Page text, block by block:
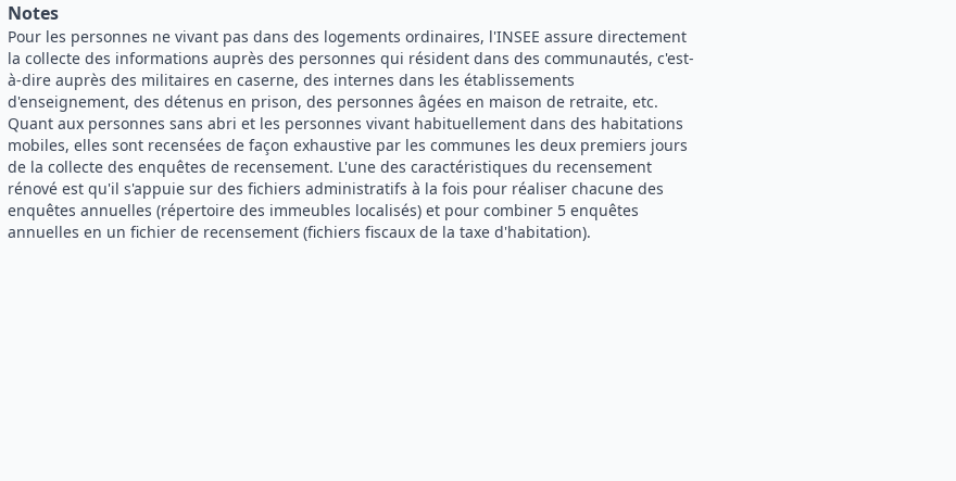
Notes
Pour les personnes ne vivant pas dans des logements ordinaires, l'INSEE assure directement
la collecte des informations auprès des personnes qui résident dans des communautés, c'est-
à-dire auprès des militaires en caserne, des internes dans les établissements
d'enseignement, des détenus en prison, des personnes âgées en maison de retraite, etc.
Quant aux personnes sans abri et les personnes vivant habituellement dans des habitations
mobiles, elles sont recensées de façon exhaustive par les communes les deux premiers jours
de la collecte des enquêtes de recensement. L'une des caractéristiques du recensement
rénové est qu'il s'appuie sur des fichiers administratifs à la fois pour réaliser chacune des
enquêtes annuelles (répertoire des immeubles localisés) et pour combiner 5 enquêtes
annuelles en un fichier de recensement (fichiers fiscaux de la taxe d'habitation).